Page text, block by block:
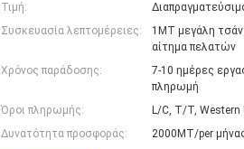
Τιμή:
Συσκευασία λεπτομέρειες:
1MT μεγάλη
αίτημα πελατών
Χρόνος παράδοσης:
7-10 ημέρες
πληρωμή
Όροι πληρωμής:
L/C, T/T, Western
Δυνατότητα προσφοράς:
2000MT/per